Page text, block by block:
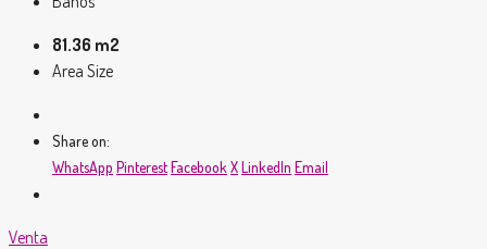
81.36 m2
Area Size
Share on:
WhatsApp PinterestFacebook XLinkedIn Email
Venta